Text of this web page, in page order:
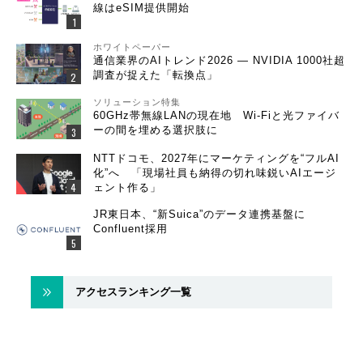
線はeSIM提供開始
ホワイトペーパー
通信業界のAIトレンド2026 ― NVIDIA 1000社超
調査が捉えた「転換点」
ソリューション特集
60GHz帯無線LANの現在地 Wi-Fiと光ファイバ
ーの間を埋める選択肢に
NTTドコモ、2027年にマーケティングを“フルAI
化”へ 「現場社員も納得の切れ味鋭いAIエージ
ェント作る」
JR東日本、“新Suica”のデータ連携基盤に
Confluent採用
アクセスランキング一覧